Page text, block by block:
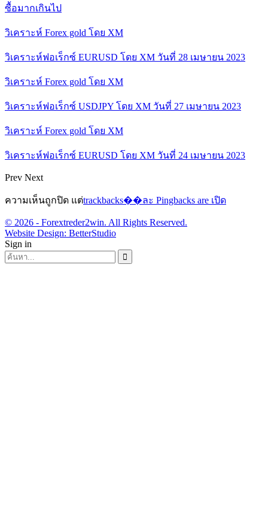
ซื้อมากเกินไป
วิเคราะห์ Forex gold โดย XM
วิเคราะห์ฟอเร็กซ์ EURUSD โดย XM วันที่ 28 เมษายน 2023
วิเคราะห์ Forex gold โดย XM
วิเคราะห์ฟอเร็กซ์ USDJPY โดย XM วันที่ 27 เมษายน 2023
วิเคราะห์ Forex gold โดย XM
วิเคราะห์ฟอเร็กซ์ EURUSD โดย XM วันที่ 24 เมษายน 2023
Prev Next
ความเห็นถูกปิด แต่trackbacks��ละ Pingbacks are เปิด
© 2026 - Forextreder2win. All Rights Reserved.
Website Design: BetterStudio
Sign in